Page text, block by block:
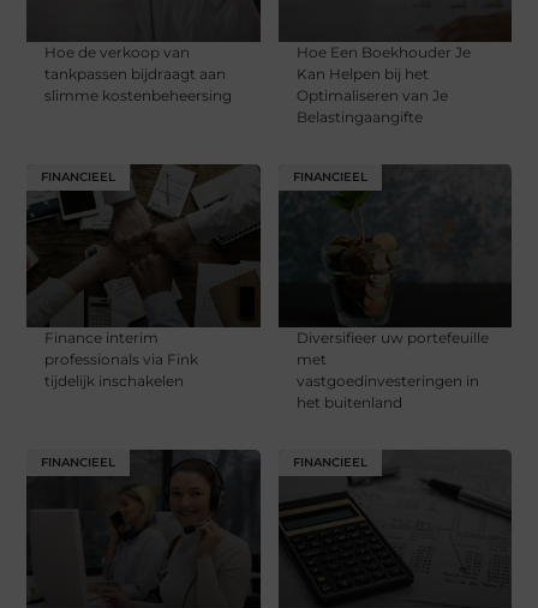
Hoe de verkoop van
tankpassen bijdraagt aan
slimme kostenbeheersing
Hoe Een Boekhouder Je
Kan Helpen bij het
Optimaliseren van Je
Belastingaangifte
FINANCIEEL
Finance interim
professionals via Fink
tijdelijk inschakelen
FINANCIEEL
Diversifieer uw portefeuille
met
vastgoedinvesteringen in
het buitenland
FINANCIEEL FINANCIEEL